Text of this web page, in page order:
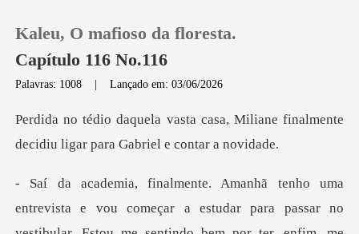
0
Histórico
Kaleu, O mafioso da floresta.
Capítulo 116 No.116
Palavras: 1008 |Lançado em: 03/06/2026
a, Miliane finalmente
decidiu liga
meçar a estudar para passar no